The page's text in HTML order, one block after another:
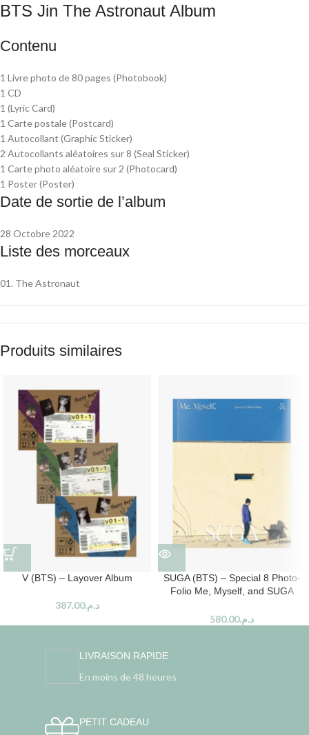
BTS Jin The Astronaut Album
Contenu
1 Livre photo de 80 pages (Photobook)
1 CD
1 (Lyric Card)
1 Carte postale (Postcard)
1 Autocollant (Graphic Sticker)
2 Autocollants aléatoires sur 8 (Seal Sticker)
1 Carte photo aléatoire sur 2 (Photocard)
1 Poster (Poster)
Date de sortie de l’album
28 Octobre 2022
Liste des morceaux
01. The Astronaut
Produits similaires
V (BTS) – Layover Album
د.م.387.00
SUGA (BTS) – Special 8 Photo-
Folio Me, Myself, and SUGA
د.م.580.00
LIVRAISON RAPIDE
En moins de 48 heures
PETIT CADEAU